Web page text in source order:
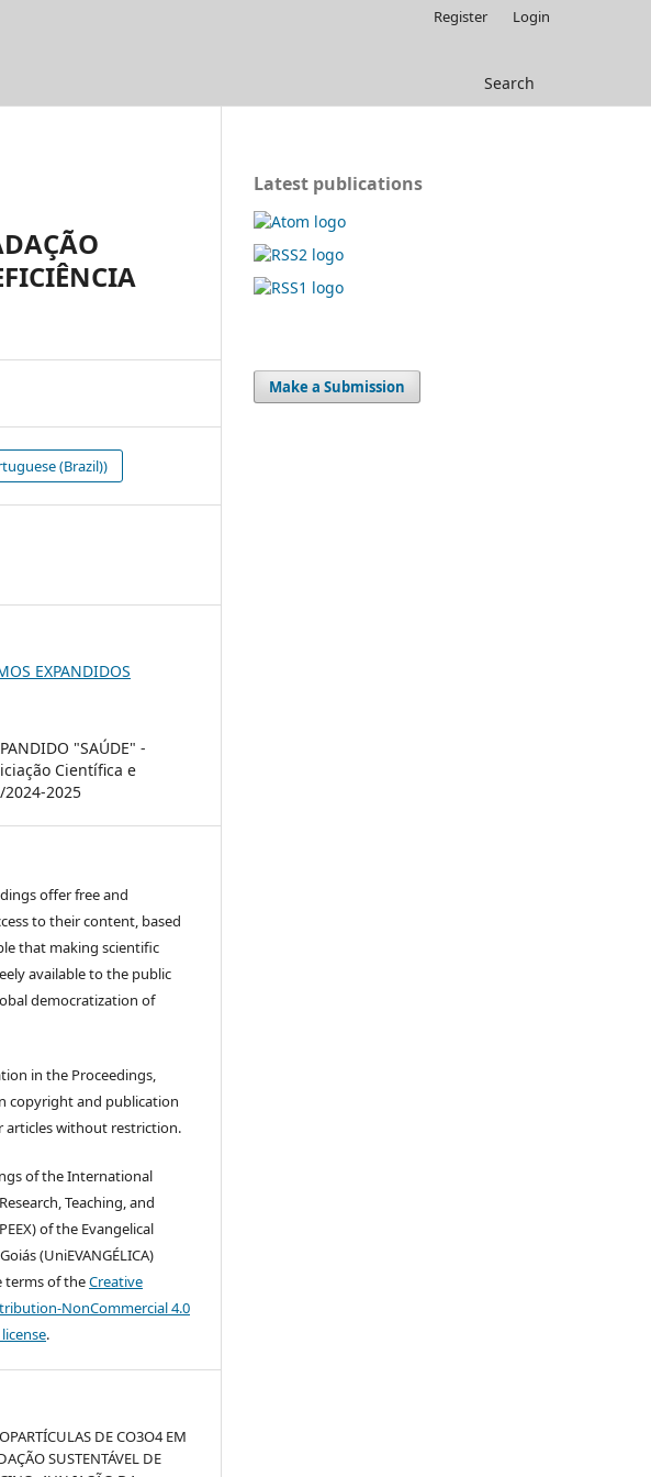
Search
Register Login
(Brazil))
EXPANDIDOS
"SAÚDE" -
Científica e
2025
offer free and
to their content, based
that making scientific
available to the public
democratization of
in the Proceedings,
copyright and publication
articles without restriction.
of the International
Teaching, and
of the Evangelical
(UniEVANGÉLICA)
terms of theCreative
NonCommercial 4.0
.
DE CO3O4 EM
SUSTENTÁVEL DE
Latest publications
Make a Submission